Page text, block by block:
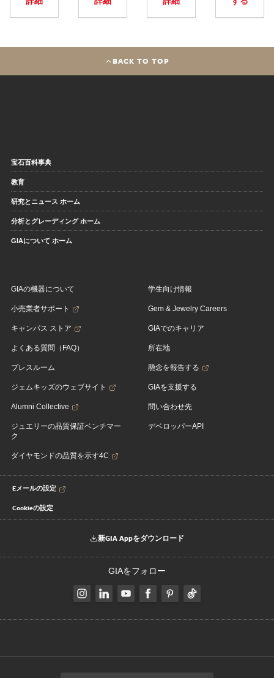
BACK TO TOP
宝石百科事典
教育
研究とニュース ホーム
分析とグレーディング ホーム
GIAについて ホーム
GIAの機器について
小売業者サポート
キャンパス ストア
よくある質問（FAQ）
プレスルーム
ジェムキッズのウェブサイト
Alumni Collective
ジュエリーの品質保証ベンチマー
ク
ダイヤモンドの品質を示す4C
学生向け情報
Gem & Jewelry Careers
GIAでのキャリア
所在地
懸念を報告する
GIAを支援する
問い合わせ先
デベロッパーAPI
Eメールの設定
Cookieの設定
新GIA Appをダウンロード
GIAをフォロー